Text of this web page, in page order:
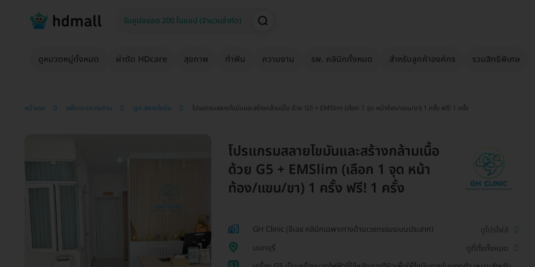
ดูหมวดหมู่ทั้งหมด ผ่าตัด HDcare สุขภาพ ทำฟัน ความงาม รพ. คลินิกทั้งหมด สำหรับลูกค้าองค์กร รวมสิทธิพิเศษ
หน้าแรก แพ็กเกจความงาม ดูด-สลายไขมัน โปรแกรมสลายไขมันและสร้างกล้ามเนื้อ ด้วย G5 + EMSlim (เลือก 1 จุด หน้าท้อง/แขน/ขา) 1 ครั้ง ฟรี! 1 ครั้ง
โปรแกรมสลายไขมันและสร้างกล้ามเนื้อ
ด้วย G5 + EMSlim (เลือก 1 จุด หน้า
ท้อง/แขน/ขา) 1 ครั้ง ฟรี! 1 ครั้ง
GH Clinic (จีเอช คลินิกเฉพาะทางด้านเวชกรรมระบบประสาท)
ดูโปรไฟล์
นนทบุรี
ดูที่ตั้งทั้งหมด